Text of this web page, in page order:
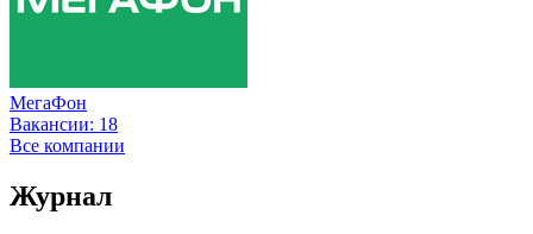
МегаФон
Вакансии: 18
Все компании
Журнал